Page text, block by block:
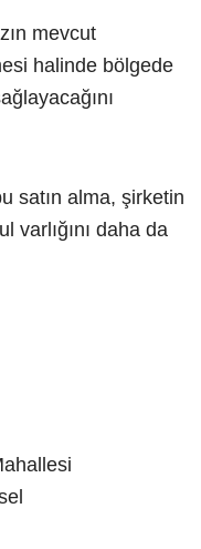
mevcut
halinde bölgede
satın alma, şirketin
varlığını daha da